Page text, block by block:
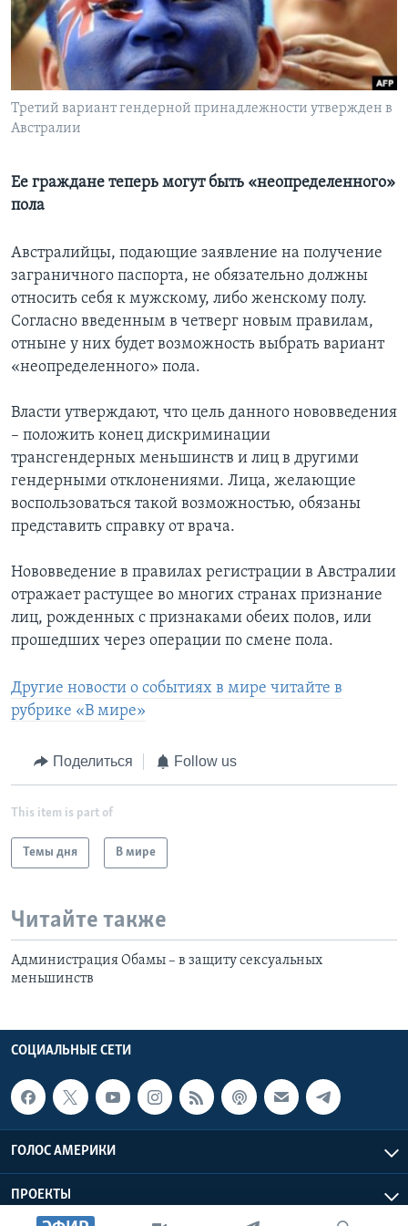
Learning English
СОЦИАЛЬНЫЕ СЕТИ
Третий вариант гендерной принадлежности утвержден в
Австралии
Ее граждане теперь могут быть «неопределенного»
пола
Австралийцы, подающие заявление на получение
заграничного паспорта, не обязательно должны
относить себя к мужскому, либо женскому полу.
Согласно введенным в четверг новым правилам,
отныне у них будет возможность выбрать вариант
«неопределенного» пола.
Власти утверждают, что цель данного нововведения
– положить конец дискриминации
трансгендерных меньшинств и лиц в другими
гендерными отклонениями. Лица, желающие
воспользоваться такой возможностью, обязаны
представить справку от врача.
Нововведение в правилах регистрации в Австралии
отражает растущее во многих странах признание
лиц, рожденных с признаками обеих полов, или
прошедших через операции по смене пола.
Другие новости о событиях в мире читайте в
рубрике «В мире»
Поделиться Follow us
This item is part of
Темы дня В мире
Читайте также
Администрация Обамы – в защиту сексуальных
меньшинств
СОЦИАЛЬНЫЕ СЕТИ
ГОЛОС АМЕРИКИ
ПРОЕКТЫ